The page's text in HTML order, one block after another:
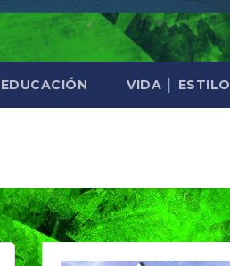
EDUCACIÓN VIDA │ ESTILO